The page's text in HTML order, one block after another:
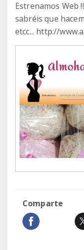
Estrenamos Web
sabréis que
etcc... http://
Comparte